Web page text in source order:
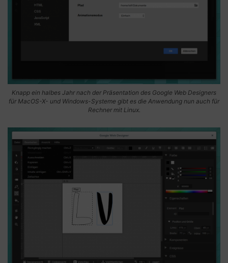
Knapp ein halbes Jahr nach der Präsentation des Google Web Designers
für MacOS-X- und Windows-Systeme gibt es die Anwendung nun auch für
Rechner mit Linux.